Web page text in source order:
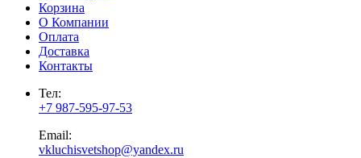
Корзина
О Компании
Оплата
Доставка
Контакты
Тел:
+7 987-595-97-53
Email:
vkluchisvetshop@yandex.ru